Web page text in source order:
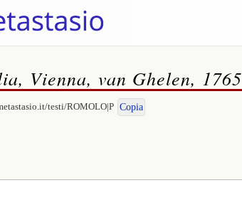
Vienna, van Ghelen, 1765
testi/ROMOLO|P Copia